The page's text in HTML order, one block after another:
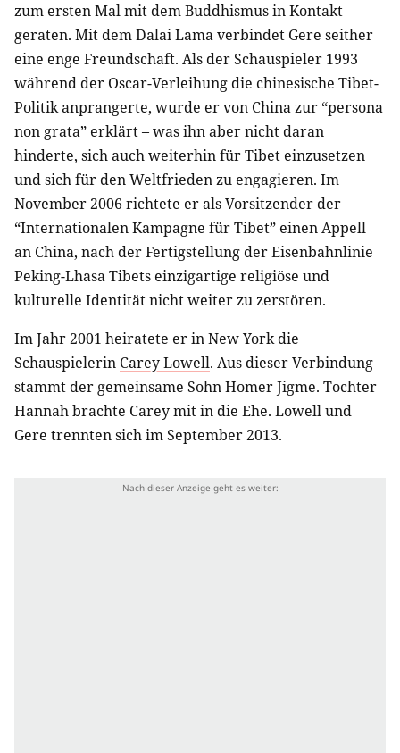
zum ersten Mal mit dem Buddhismus in Kontakt
geraten. Mit dem Dalai Lama verbindet Gere seither
eine enge Freundschaft. Als der Schauspieler 1993
während der Oscar-Verleihung die chinesische Tibet-
Politik anprangerte, wurde er von China zur “persona
non grata” erklärt – was ihn aber nicht daran
hinderte, sich auch weiterhin für Tibet einzusetzen
und sich für den Weltfrieden zu engagieren. Im
November 2006 richtete er als Vorsitzender der
“Internationalen Kampagne für Tibet” einen Appell
an China, nach der Fertigstellung der Eisenbahnlinie
Peking-Lhasa Tibets einzigartige religiöse und
kulturelle Identität nicht weiter zu zerstören.
Im Jahr 2001 heiratete er in New York die
Schauspielerin Carey Lowell. Aus dieser Verbindung
stammt der gemeinsame Sohn Homer Jigme. Tochter
Hannah brachte Carey mit in die Ehe. Lowell und
Gere trennten sich im September 2013.